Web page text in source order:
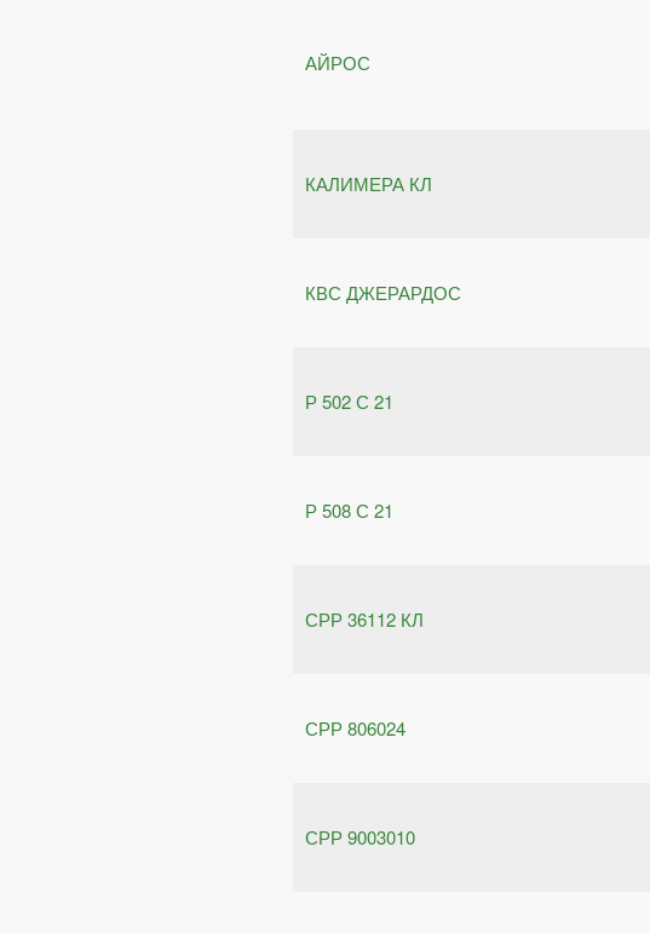
АЙРОС
КАЛИМЕРА КЛ
КВС ДЖЕРАРДОС
Р 502 С 21
Р 508 С 21
СРР 36112 КЛ
СРР 806024
СРР 9003010